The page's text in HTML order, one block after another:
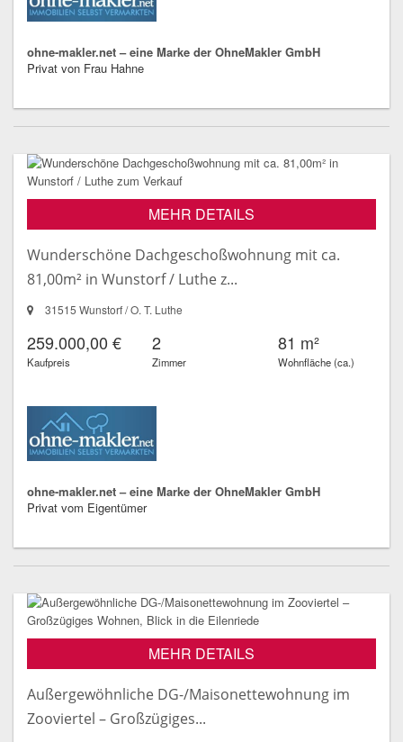
ohne-makler.net – eine Marke der OhneMakler GmbH
Privat von Frau Hahne
MEHR DETAILS
Wunderschöne Dachgeschoßwohnung mit ca.
81,00m² in Wunstorf / Luthe z...
31515 Wunstorf / O. T. Luthe
259.000,00 €
Kaufpreis
2
Zimmer
81 m²
Wohnfläche (ca.)
ohne-makler.net – eine Marke der OhneMakler GmbH
Privat vom Eigentümer
MEHR DETAILS
Außergewöhnliche DG-/Maisonettewohnung im
Zooviertel – Großzügiges...